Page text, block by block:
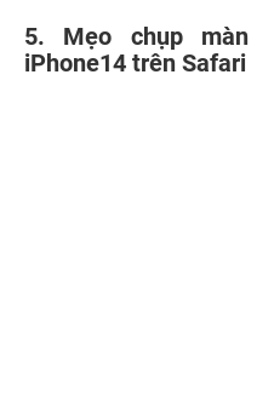
5. Mẹo chụp
iPhone14 trên Safari